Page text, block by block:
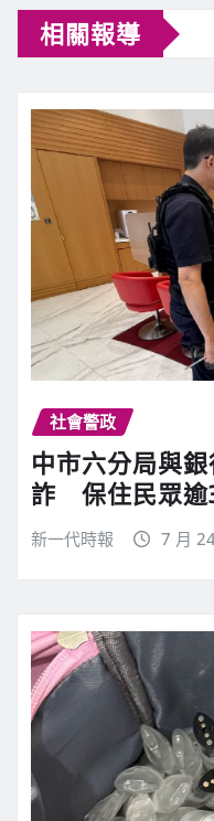
相關報導
社會警政
中市六分局與
詐 保住民眾逾
新一代時報 7 月